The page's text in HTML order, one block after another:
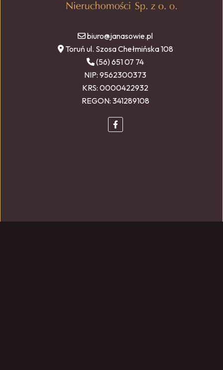
biuro@janasowie.pl
Toruń ul. Szosa Chełmińska 108
(56) 651 07 74
NIP: 9562300373
KRS: 0000422932
REGON: 341289108